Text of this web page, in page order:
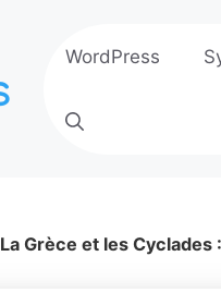
WordPress
La Grèce et les Cyclades